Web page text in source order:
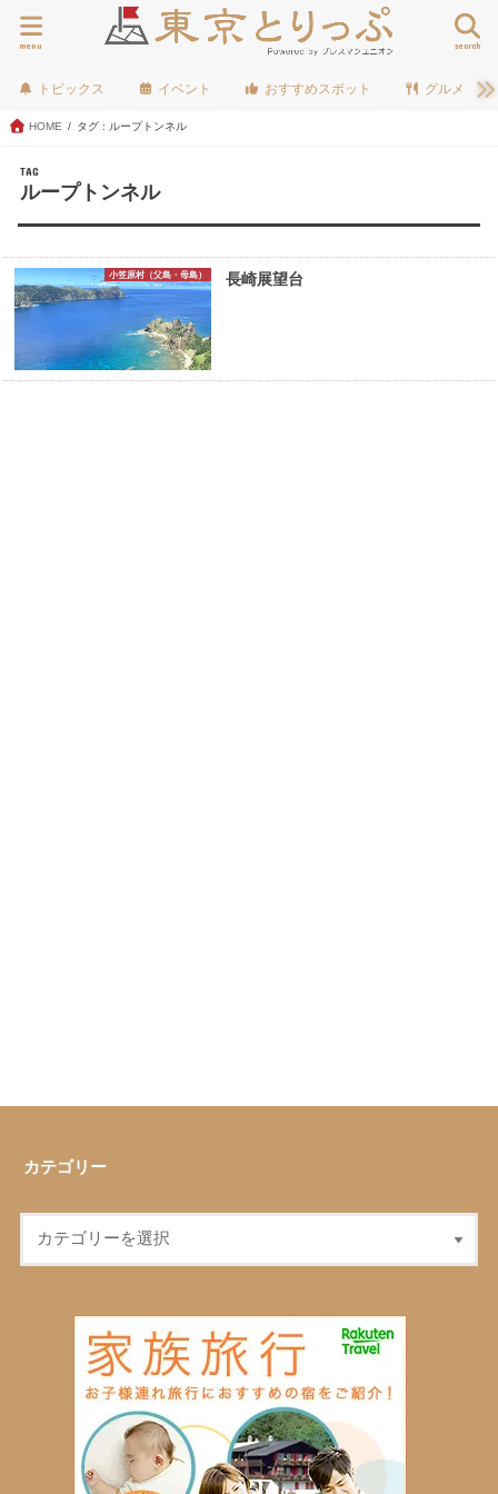
search
menu
トピックス イベント おすすめスポット グルメ
HOME タグ : ループトンネル
TAG
ループトンネル
小笠原村（父島・母島） 長崎展望台
カテゴリー